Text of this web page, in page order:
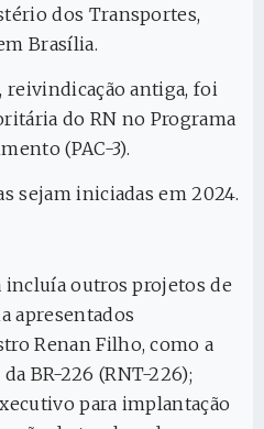
dos Transportes,
Brasília.
reivindicação antiga, foi
do RN no Programa
(PAC-3).
sejam iniciadas em 2024.
incluía outros projetos de
apresentados
Renan Filho, como a
BR-226 (RNT-226);
para implantação